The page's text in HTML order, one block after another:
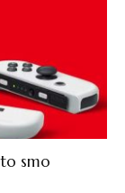
smo